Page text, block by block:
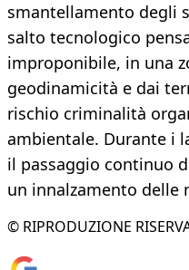
smantellamento degli
salto tecnologico
improponibile, in una
geodinamicità e dai
rischio criminalità
ambientale. Durante i
il passaggio continuo
un innalzamento delle
© RIPRODUZIONE